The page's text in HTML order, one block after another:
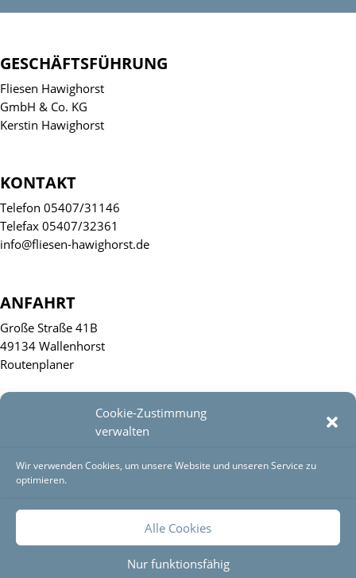
Cookie-Zustimmung
verwalten
Wir verwenden Cookies, um unsere Website und unseren Service zu
optimieren.
Alle Cookies
Nur funktionsfähig
GESCHÄFTSFÜHRUNG
Fliesen Hawighorst
GmbH & Co. KG
Kerstin Hawighorst
KONTAKT
Telefon 05407/31146
Telefax 05407/32361
info@fliesen-hawighorst.de
ANFAHRT
Große Straße 41B
49134 Wallenhorst
Routenplaner
GESCHÄFTSZEITEN
Mo – Fr 14.00 bis 17.00 Uhr
Sa nach Vereinbarung